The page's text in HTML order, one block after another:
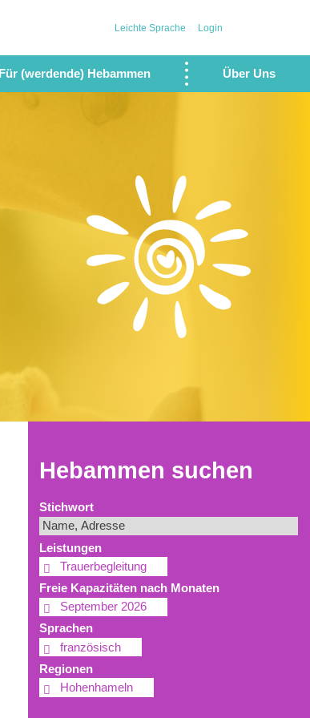
Für (werdende) Hebammen Über Uns
Leichte Sprache Login
Hebammen suchen
Stichwort
Leistungen
Trauerbegleitung
Freie Kapazitäten nach Monaten
September 2026
Sprachen
französisch
Regionen
Hohenhameln